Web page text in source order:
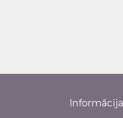
Informācija